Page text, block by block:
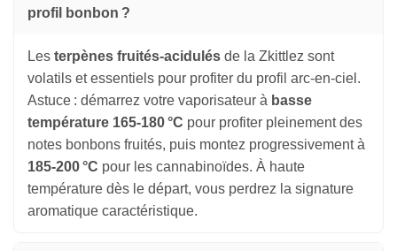
profil bonbon ?
Les terpènes fruités-acidulés de la Zkittlez sont
volatils et essentiels pour profiter du profil arc-en-ciel.
Astuce : démarrez votre vaporisateur à basse
température 165-180 °C pour profiter pleinement des
notes bonbons fruités, puis montez progressivement à
185-200 °C pour les cannabinoïdes. À haute
température dès le départ, vous perdrez la signature
aromatique caractéristique.